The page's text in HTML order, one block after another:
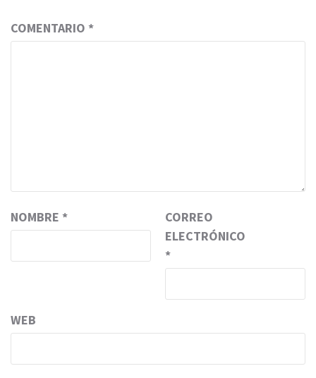
COMENTARIO *
NOMBRE *
CORREO
ELECTRÓNICO
*
WEB